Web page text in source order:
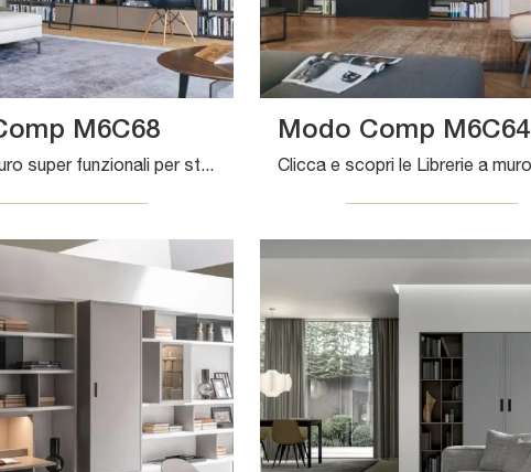
M6C68
Librerie a muro super funzionali per stanze moderne: ottieni informazioni sul modello Modo Comp M6C68 del brand Sangiacomo!
Modo Comp M6C64